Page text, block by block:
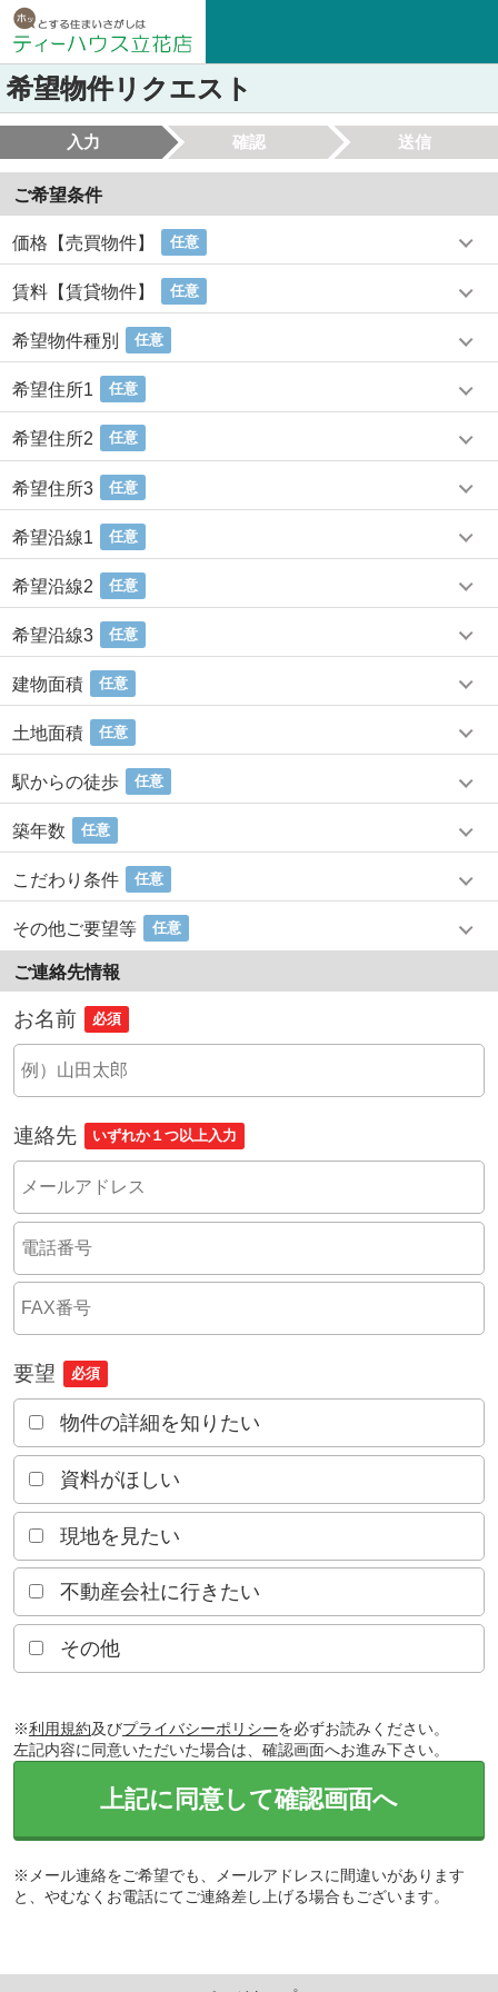
希望物件リクエスト
入力 確認 送信
ご希望条件
価格【売買物件】 任意
賃料【賃貸物件】 任意
希望物件種別 任意
希望住所1 任意
希望住所2 任意
希望住所3 任意
希望沿線1 任意
希望沿線2 任意
希望沿線3 任意
建物面積 任意
土地面積 任意
駅からの徒歩 任意
築年数 任意
こだわり条件 任意
その他ご要望等 任意
ご連絡先情報
お名前 必須
連絡先 いずれか１つ以上入力
要望 必須
物件の詳細を知りたい
資料がほしい
現地を見たい
不動産会社に行きたい
その他
※利用規約及びプライバシーポリシーを必ずお読みください。
左記内容に同意いただいた場合は、確認画面へお進み下さい。
上記に同意して確認画面へ
※メール連絡をご希望でも、メールアドレスに間違いがあります
と、やむなくお電話にてご連絡差し上げる場合もございます。